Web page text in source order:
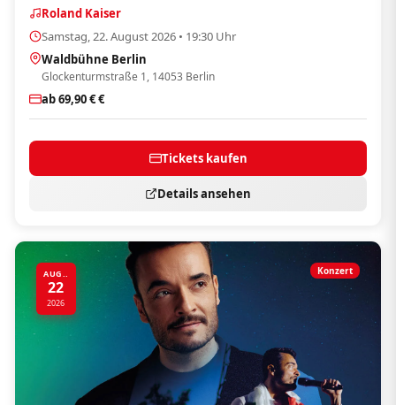
Roland Kaiser
Samstag, 22. August 2026 • 19:30 Uhr
Waldbühne Berlin
Glockenturmstraße 1, 14053 Berlin
ab 69,90 € €
Tickets kaufen
Details ansehen
AUG..
22
2026
Konzert